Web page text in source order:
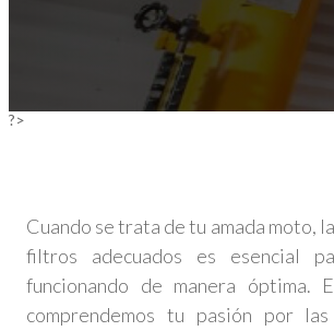
?>
Mantén Tu Moto
Definitiva sobre
Cuando se trata de tu amada moto,
filtros adecuados es esencial
funcionando de manera óptima.
comprendemos tu pasión por